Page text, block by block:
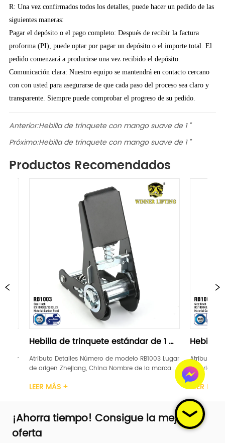
R: Una vez confirmados todos los detalles, puede hacer un pedido de las
siguientes maneras:
Pagar el depósito o el pago completo: Después de recibir la factura
proforma (PI), puede optar por pagar un depósito o el importe total. El
pedido comenzará a producirse una vez recibido el depósito.
Comunicación clara: Nuestro equipo se mantendrá en contacto cercano
con con usted para asegurarse de que cada paso del proceso sea claro y
transparente. Siempre puede comprobar el progreso de su pedido.
Anterior:Hebilla de trinquete con mango suave de 1 "
Próximo:Hebilla de trinquete con mango suave de 1 "
Productos Recomendados
trinquete estándar de 1
Número de modelo RB1003 Lugar
China Nombre de la marca
1 pulgada Material Acero carbono
Hebilla de trinquete
"negra
Atributo Detalles Número de
de origen Zhejiang, China
LEVANTAMIENTO DE
TUV Ancho 1 pulgada
Mango de trinquete Plástico /
Aluminio Límite de car...
¡Ahorra tiempo! Consigue la mejor
oferta